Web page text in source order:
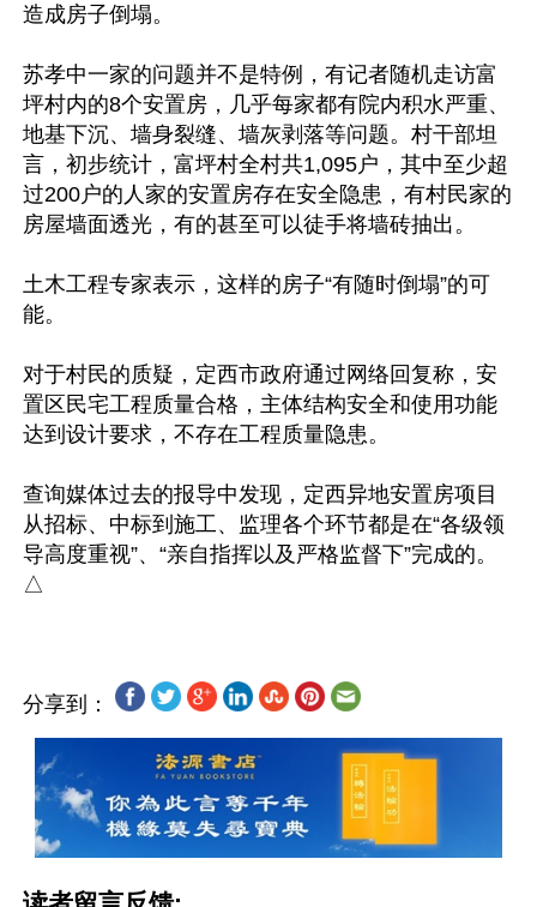
造成房子倒塌。
苏孝中一家的问题并不是特例，有记者随机走访富
坪村内的8个安置房，几乎每家都有院内积水严重、
地基下沉、墙身裂缝、墙灰剥落等问题。村干部坦
言，初步统计，富坪村全村共1,095户，其中至少超
过200户的人家的安置房存在安全隐患，有村民家的
房屋墙面透光，有的甚至可以徒手将墙砖抽出。
土木工程专家表示，这样的房子“有随时倒塌”的可
能。
对于村民的质疑，定西市政府通过网络回复称，安
置区民宅工程质量合格，主体结构安全和使用功能
达到设计要求，不存在工程质量隐患。
查询媒体过去的报导中发现，定西异地安置房项目
从招标、中标到施工、监理各个环节都是在“各级领
导高度重视”、“亲自指挥以及严格监督下”完成的。
分享到：